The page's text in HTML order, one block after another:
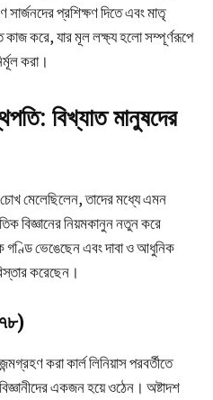
প্রশিক্ষণ দিতে এবং মাতৃ
কাজ করে, যার মূল লক্ষ্য হলো সম্পূর্ণরূপে
করা।
বিখ্যাত মানুষদের
চোখ মেলেছিলেন, তাদের মধ্যে এমন
বিজ্ঞানের নিয়মকানুন নতুন করে
গণ্ডি ভেঙেছেন এবং দাবা ও আধুনিক
করেছেন।
করা কার্ল লিনিয়াস পরবর্তীতে
একজন হয়ে ওঠেন। অষ্টাদশ